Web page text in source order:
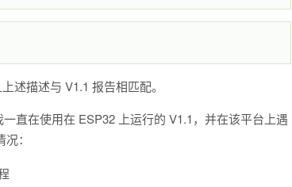
述描述与 V1.1 报告相匹配。
直在使用在 ESP32 上运行的 V1.1，并在该平台上遇
：